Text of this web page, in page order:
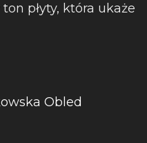
płyty, która ukaże